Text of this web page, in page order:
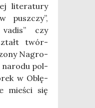
lite­ra­tu­ry
pusz­czy”,
vadis” czy
twór­
Nagro­
naro­du pol­
w Oblę­
mie­ści się